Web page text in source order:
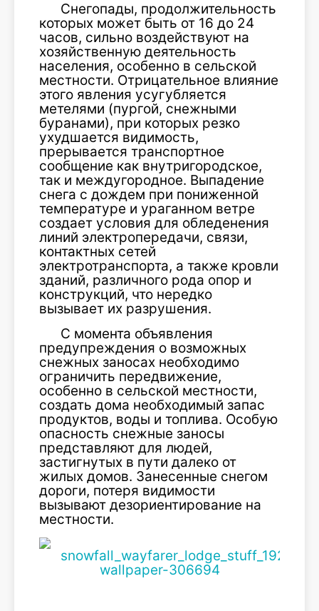
Снегопады, продолжительность
которых может быть от 16 до 24
часов, сильно воздействуют на
хозяйственную деятельность
населения, особенно в сельской
местности. Отрицательное влияние
этого явления усугубляется
метелями (пургой, снежными
буранами), при которых резко
ухудшается видимость,
прерывается транспортное
сообщение как внутригородское,
так и междугородное. Выпадение
снега с дождем при пониженной
температуре и ураганном ветре
создает условия для обледенения
линий электропередачи, связи,
контактных сетей
электротранспорта, а также кровли
зданий, различного рода опор и
конструкций, что нередко
вызывает их разрушения.
С момента объявления
предупреждения о возможных
снежных заносах необходимо
ограничить передвижение,
особенно в сельской местности,
создать дома необходимый запас
продуктов, воды и топлива. Особую
опасность снежные заносы
представляют для людей,
застигнутых в пути далеко от
жилых домов. Занесенные снегом
дороги, потеря видимости
вызывают дезориентирование на
местности.